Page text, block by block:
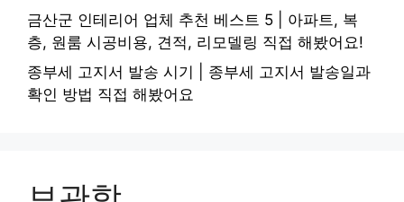
금산군 인테리어 업체 추천 베스트 5 | 아파트, 복
층, 원룸 시공비용, 견적, 리모델링 직접 해봤어요!
종부세 고지서 발송 시기 | 종부세 고지서 발송일과
확인 방법 직접 해봤어요